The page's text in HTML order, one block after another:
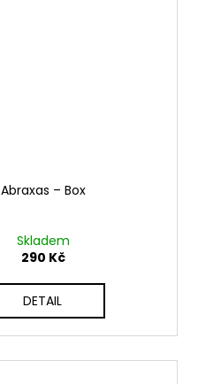
Abraxas ‎– Box
Skladem
290 Kč
DETAIL